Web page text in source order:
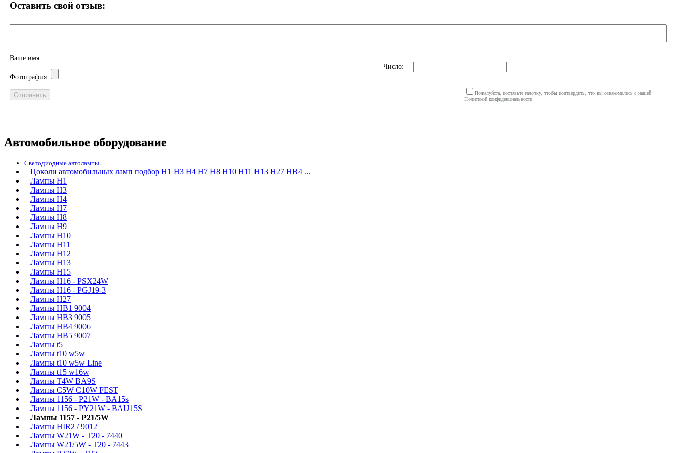
Оставить свой отзыв:
Ваше имя:
Фотография:
Число:
Пожалуйста, поставьте галочку, чтобы подтвердить, что вы ознакомились с нашей
Политикой конфиденциальности
Автомобильное оборудование
Светодиодные автолампы
Цоколи автомобильных ламп подбор H1 H3 H4 H7 H8 H10 H11 H13 H27 HB4 ...
Лампы H1
Лампы H3
Лампы H4
Лампы H7
Лампы H8
Лампы H9
Лампы H10
Лампы H11
Лампы H12
Лампы H13
Лампы H15
Лампы H16 - PSX24W
Лампы H16 - PGJ19-3
Лампы H27
Лампы HB1 9004
Лампы HB3 9005
Лампы HB4 9006
Лампы HB5 9007
Лампы t5
Лампы t10 w5w
Лампы t10 w5w Line
Лампы t15 w16w
Лампы T4W BA9S
Лампы C5W C10W FEST
Лампы 1156 - P21W - BA15s
Лампы 1156 - PY21W - BAU15S
Лампы 1157 - P21/5W
Лампы HIR2 / 9012
Лампы W21W - T20 - 7440
Лампы W21/5W - T20 - 7443